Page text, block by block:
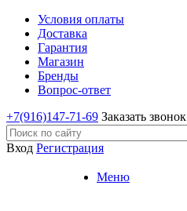
Условия оплаты
Доставка
Гарантия
Магазин
Бренды
Вопрос-ответ
+7(916)147-71-69 Заказать звонок
Вход Регистрация
Меню